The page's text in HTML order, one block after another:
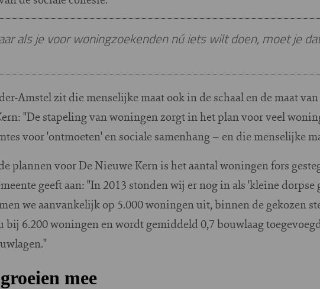
als je voor woningzoekenden nú iets wilt doen, moet je
Amstel zit die menselijke maat ook in de schaal en de maat
"De stapeling van woningen zorgt in het plan voor veel
voor 'ontmoeten' en sociale samenhang – en die menselijke
plannen voor De Nieuwe Kern is het aantal woningen fors
geeft aan: "In 2013 stonden wij er nog in als 'kleine dorpse
we aanvankelijk op 5.000 woningen uit, binnen de gekozen
bij 6.200 woningen en wordt gemiddeld 0,7 bouwlaag
mee